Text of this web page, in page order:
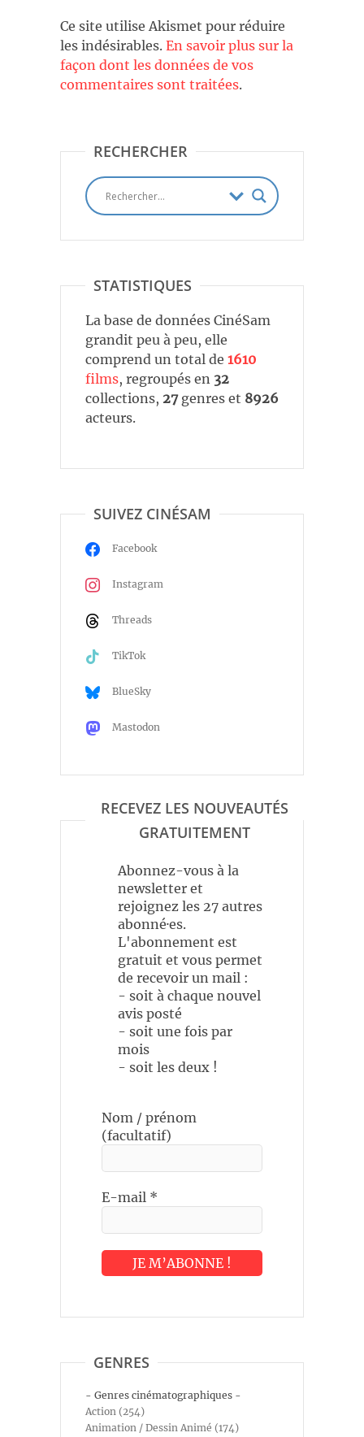
Ce site utilise Akismet pour réduire
les indésirables. En savoir plus sur la
façon dont les données de vos
commentaires sont traitées.
RECHERCHER
STATISTIQUES
La base de données CinéSam
grandit peu à peu, elle
comprend un total de 1610
films, regroupés en 32
collections, 27genres et 8926
acteurs.
SUIVEZ CINÉSAM
Facebook
Instagram
Threads
TikTok
BlueSky
Mastodon
RECEVEZ LES NOUVEAUTÉS
GRATUITEMENT
Abonnez-vous à la
newsletter et
rejoignez les 27 autres
abonné·es.
L'abonnement est
gratuit et vous permet
de recevoir un mail :
- soit à chaque nouvel
avis posté
- soit une fois par
mois
- soit les deux !
Nom / prénom
(facultatif)
E-mail *
GENRES
- Genres cinématographiques -
Action (254)
Animation / Dessin Animé (174)